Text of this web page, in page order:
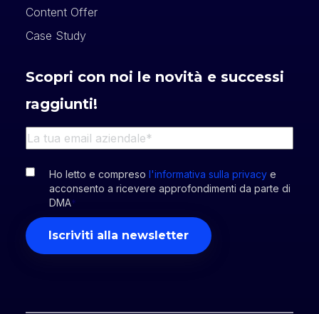
Content Offer
Case Study
Scopri con noi le novità e successi
raggiunti!
Ho letto e compreso l'informativa sulla privacye
acconsento a ricevere approfondimenti da parte di
DMA*